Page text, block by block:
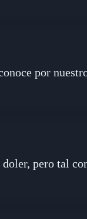
por
doler, pero tal